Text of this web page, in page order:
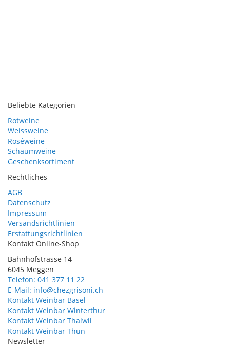
Beliebte Kategorien
Rotweine
Weissweine
Roséweine
Schaumweine
Geschenksortiment
Rechtliches
AGB
Datenschutz
Impressum
Versandsrichtlinien
Erstattungsrichtlinien
Kontakt Online-Shop
Bahnhofstrasse 14
6045 Meggen
Telefon: 041 377 11 22
E-Mail: info@chezgrisoni.ch
Kontakt Weinbar Basel
Kontakt Weinbar Winterthur
Kontakt Weinbar Thalwil
Kontakt Weinbar Thun
Newsletter